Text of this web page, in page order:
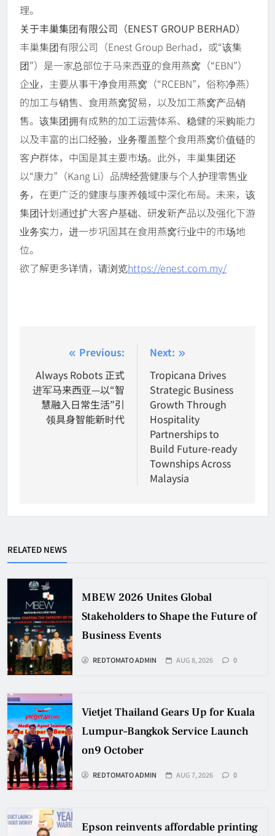
理。
关于丰巢集团有限公司（ENEST GROUP BERHAD）
丰巢集团有限公司（Enest Group Berhad，或“该集
团”）是一家总部位于马来西亚的食用燕窝（“EBN”）
企业，主要从事干净食用燕窝（“RCEBN”，俗称净燕）
的加工与销售、食用燕窝贸易，以及加工燕窝产品销
售。该集团拥有成熟的加工运营体系、稳健的采购能力
以及丰富的出口经验，业务覆盖整个食用燕窝价值链的
客户群体，中国是其主要市场。此外，丰巢集团还
以“康力”（Kang Li）品牌经营健康与个人护理零售业
务，在更广泛的健康与康养领域中深化布局。未来，该
集团计划通过扩大客户基础、研发新产品以及强化下游
业务实力，进一步巩固其在食用燕窝行业中的市场地
位。
欲了解更多详情，请浏览https://enest.com.my/
navigation
Previous:
Always Robots 正式
进军马来西亚—以“智
慧融入日常生活”引
领具身智能新时代
Next:
Tropicana Drives
Strategic Business
Growth Through
Hospitality
Partnerships to
Build Future-ready
Townships Across
Malaysia
RELATED NEWS
MBEW 2026 Unites Global
Stakeholders to Shape the Future of
Business Events
REDTOMATO ADMIN AUG 8, 2026 0
Vietjet Thailand Gears Up for Kuala
Lumpur–Bangkok Service Launch
on9 October
REDTOMATO ADMIN AUG 7, 2026 0
Epson reinvents affordable printing